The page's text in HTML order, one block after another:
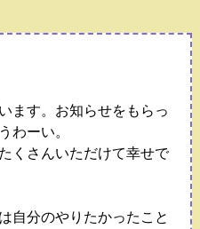
ます。お知らせをもらっ
わーい。
くさんいただけて幸せで
自分のやりたかったこと